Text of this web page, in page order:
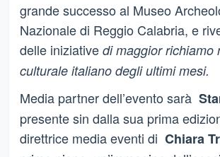
grande successo al Museo
Nazionale di Reggio Calabria, e
delle iniziative di maggior richiamo
culturale italiano degli ultimi mesi.
Media partner dell’evento sarà
presente sin dalla sua prima
direttrice media eventi di Chiara